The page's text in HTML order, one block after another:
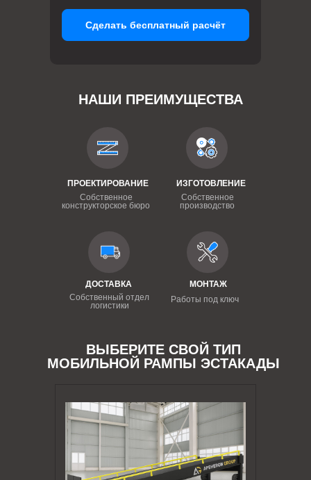
НАШИ ПРЕИМУЩЕСТВА
ПРОЕКТИРОВАНИЕ
Собственное
конструкторское бюро
ИЗГОТОВЛЕНИЕ
Собственное
производство
ДОСТАВКА
Собственный отдел
логистики
МОНТАЖ
Работы под ключ
Сделать бесплатный расчёт
ВЫБЕРИТЕ СВОЙ ТИП
МОБИЛЬНОЙ РАМПЫ ЭСТАКАДЫ